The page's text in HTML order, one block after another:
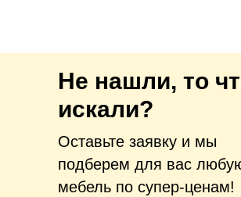
Не нашли, то
искали?
Оставьте заявку и мы
подберем для вас
мебель по супер-ценам!